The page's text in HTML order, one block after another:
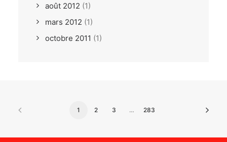
août 2012 (1)
mars 2012 (1)
octobre 2011 (1)
1 2 3 … 283